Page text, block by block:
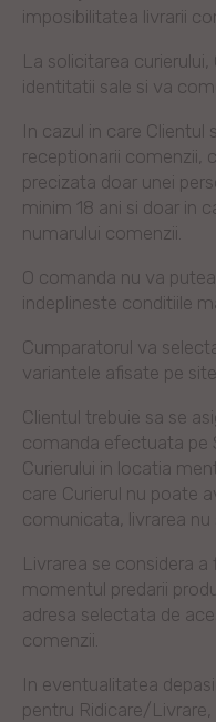
imposibilitatea livrarii
La solicitarea
identitatii sale si va
In cazul in care Clientul
receptionarii comenzii,
precizata doar unei
minim 18 ani si doar in
numarului comenzii.
O comanda nu va
indeplineste conditiile
Cumparatorul va
variantele afisate pe
Clientul trebuie sa se
comanda efectuata pe
Curierului in locatia
care Curierul nu poate
comunicata, livrarea nu
Livrarea se considera a
momentul predarii
adresa selectata de
comenzii.
In eventualitatea
pentru Ridicare/